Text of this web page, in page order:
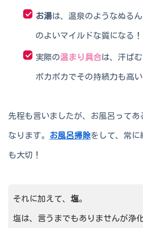
お湯は、温泉のようなぬる
のよいマイルドな質になる！
実際の温まり具合は、汗ば
ポカポカでその持続力も高い
先程も言いましたが、お風呂ってあ
なります。 お風呂掃除をして、常に
も大切！
それに加えて、 塩。
塩は、言うまでもありませんが浄